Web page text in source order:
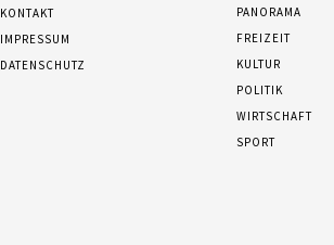
KONTAKT
IMPRESSUM
DATENSCHUTZ
PANORAMA
FREIZEIT
KULTUR
POLITIK
WIRTSCHAFT
SPORT